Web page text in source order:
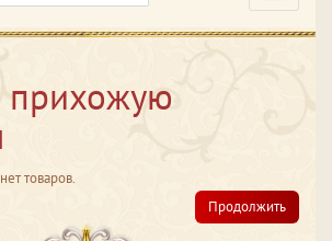
прихожую
товаров.
Продолжить